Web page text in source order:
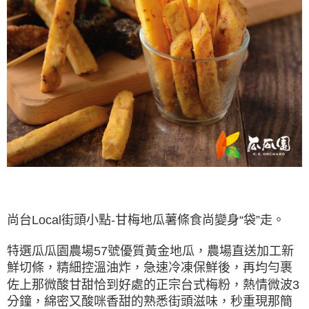
尚台Local街頭小點-甘梅地瓜薯條食尚變身“袋”走。
特選瓜瓜園農場57號優質黃金地瓜，農場直送加工新
鮮切條，精細控溫油炸，急速冷凍保鮮後，再均勻裹
佐上那微酸甘甜恰到好處的正宗台式梅粉，熱情微波3
分鐘，綿密又酸咪香甜的熟悉街頭滋味，秒重現那簡